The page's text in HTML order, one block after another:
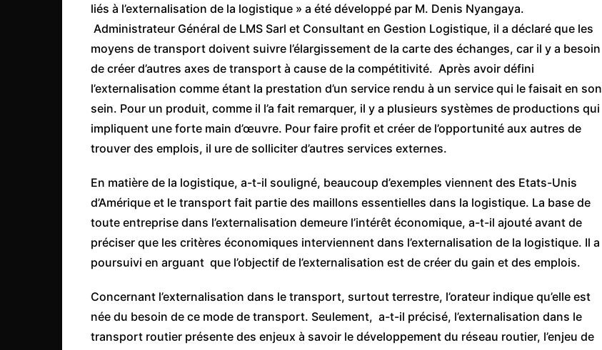
liés à l’externalisation de la logistique » a été développé par M. Denis Nyangaya.
Administrateur Général de LMS Sarl et Consultant en Gestion Logistique, il a déclaré que les
moyens de transport doivent suivre l’élargissement de la carte des échanges, car il y a besoin
de créer d’autres axes de transport à cause de la compétitivité. Après avoir défini
l’externalisation comme étant la prestation d’un service rendu à un service qui le faisait en son
sein. Pour un produit, comme il l’a fait remarquer, il y a plusieurs systèmes de productions qui
impliquent une forte main d’œuvre. Pour faire profit et créer de l’opportunité aux autres de
trouver des emplois, il ure de solliciter d’autres services externes.
En matière de la logistique, a-t-il souligné, beaucoup d’exemples viennent des Etats-Unis
d’Amérique et le transport fait partie des maillons essentielles dans la logistique. La base de
toute entreprise dans l’externalisation demeure l’intérêt économique, a-t-il ajouté avant de
préciser que les critères économiques interviennent dans l’externalisation de la logistique. Il a
poursuivi en arguant que l’objectif de l’externalisation est de créer du gain et des emplois.
Concernant l’externalisation dans le transport, surtout terrestre, l’orateur indique qu’elle est
née du besoin de ce mode de transport. Seulement, a-t-il précisé, l’externalisation dans le
transport routier présente des enjeux à savoir le développement du réseau routier, l’enjeu de